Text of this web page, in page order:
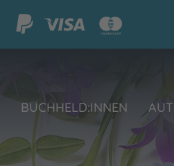
BUCHHELD:INNEN